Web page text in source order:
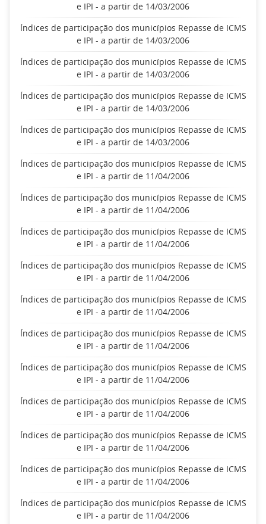
e IPI - a partir de 14/03/2006
Índices de participação dos municípios Repasse de ICMS
e IPI - a partir de 14/03/2006
Índices de participação dos municípios Repasse de ICMS
e IPI - a partir de 14/03/2006
Índices de participação dos municípios Repasse de ICMS
e IPI - a partir de 14/03/2006
Índices de participação dos municípios Repasse de ICMS
e IPI - a partir de 14/03/2006
Índices de participação dos municípios Repasse de ICMS
e IPI - a partir de 11/04/2006
Índices de participação dos municípios Repasse de ICMS
e IPI - a partir de 11/04/2006
Índices de participação dos municípios Repasse de ICMS
e IPI - a partir de 11/04/2006
Índices de participação dos municípios Repasse de ICMS
e IPI - a partir de 11/04/2006
Índices de participação dos municípios Repasse de ICMS
e IPI - a partir de 11/04/2006
Índices de participação dos municípios Repasse de ICMS
e IPI - a partir de 11/04/2006
Índices de participação dos municípios Repasse de ICMS
e IPI - a partir de 11/04/2006
Índices de participação dos municípios Repasse de ICMS
e IPI - a partir de 11/04/2006
Índices de participação dos municípios Repasse de ICMS
e IPI - a partir de 11/04/2006
Índices de participação dos municípios Repasse de ICMS
e IPI - a partir de 11/04/2006
Índices de participação dos municípios Repasse de ICMS
e IPI - a partir de 11/04/2006